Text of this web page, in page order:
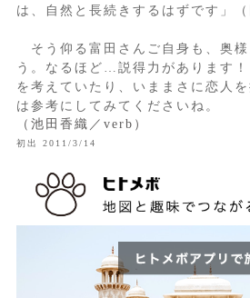
は、自然と長続きするはずです」（
そう仰る富田さんご自身も、奥様
う。なるほど…説得力があります
を考えていたり、いままさに恋人
は参考にしてみてくださいね。
（池田香織／verb）
初出 2011/3/14